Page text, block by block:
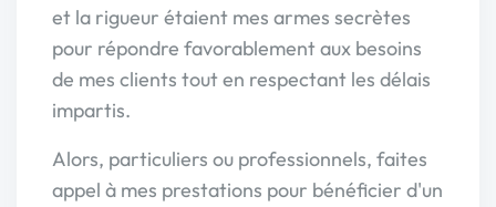
et la rigueur étaient mes armes secrètes
pour répondre favorablement aux besoins
de mes clients tout en respectant les délais
impartis.
Alors, particuliers ou professionnels, faites
appel à mes prestations pour bénéficier d'un